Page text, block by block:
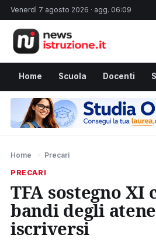
Venerdì 7 agosto 2026 · agg. 06:09
Home Scuola Docenti
Home › Precari
PRECARI
TFA sostegno XI
bandi degli
iscriversi